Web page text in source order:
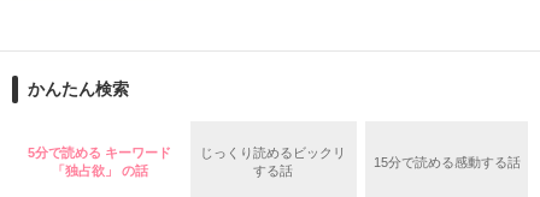
2026.6.5～2026.7.25
＊以前、公開していた話の改稿版です＊
ションの企画戦略室で働いている。
めた、同期で恋人の石垣守（26）がいるのだが、後輩の姫原由
いた。
守と由羅から『便利屋雛子』と馬鹿にされ、一人こっそり泣い
かんたん検索
5分で読める キーワード
「独占欲」 の話
じっくり読めるビックリ
する話
15分で読める感動する話